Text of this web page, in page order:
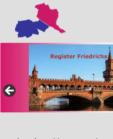
Inhalt
springen